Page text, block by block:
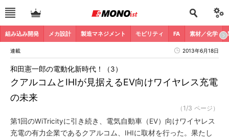
組み込み開発 メカ設計 製造マネジメント モビリティ FA 素材／化学
連載 2013年6月18日
クアルコムとIHIが見据えるEV向けワイヤレス充電
の未来
和田憲一郎の電動化新時代！（3）
（1/3 ページ）
第1回のWiTricityに引き続き、電気自動車（EV）向けワイヤレス
充電の有力企業であるクアルコム、IHIに取材を行った。果たし